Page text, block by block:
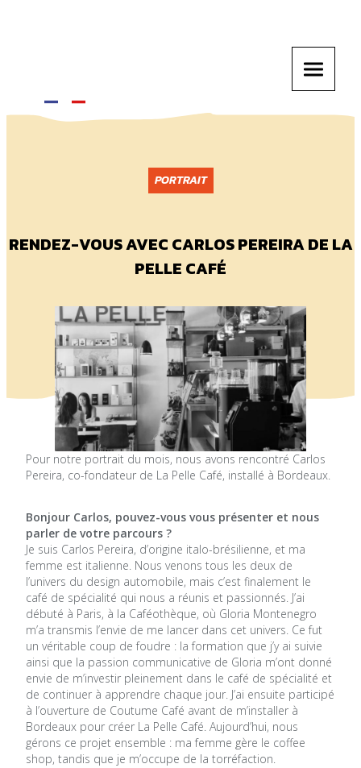
PORTRAIT
RENDEZ-VOUS AVEC CARLOS PEREIRA DE LA
PELLE CAFÉ
Pour notre portrait du mois, nous avons rencontré Carlos
Pereira, co-fondateur de La Pelle Café, installé à Bordeaux.
Bonjour Carlos, pouvez-vous vous présenter et nous
parler de votre parcours ?
Je suis Carlos Pereira, d’origine italo-brésilienne, et ma
femme est italienne. Nous venons tous les deux de
l’univers du design automobile, mais c’est finalement le
café de spécialité qui nous a réunis et passionnés. J’ai
débuté à Paris, à la Caféothèque, où Gloria Montenegro
m’a transmis l’envie de me lancer dans cet univers. Ce fut
un véritable coup de foudre : la formation que j’y ai suivie
ainsi que la passion communicative de Gloria m’ont donné
envie de m’investir pleinement dans le café de spécialité et
de continuer à apprendre chaque jour. J’ai ensuite participé
à l’ouverture de Coutume Café avant de m’installer à
Bordeaux pour créer La Pelle Café. Aujourd’hui, nous
gérons ce projet ensemble : ma femme gère le coffee
shop, tandis que je m’occupe de la torréfaction.